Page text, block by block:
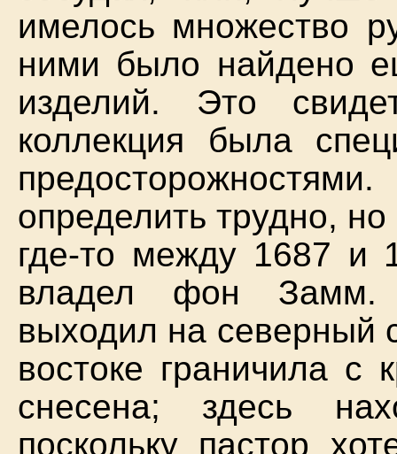
имелось множество
ними было найдено
изделий. Это
коллекция была
определить трудно,
где-то между 1687 и
владел фон Замм.
выходил на северный
востоке граничила
снесена; здесь
поскольку пастор